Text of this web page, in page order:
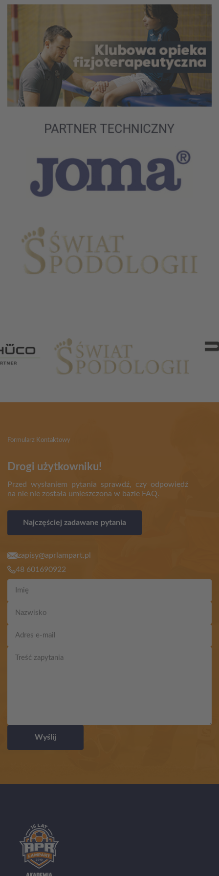
Formularz Kontaktowy
Drogi użytkowniku!
Przed wysłaniem pytania sprawdź, czy odpowiedź
na nie nie została umieszczona w bazie FAQ.
Najczęściej zadawane pytania
zapisy@aprlampart.pl
48 601690922
Wyślij